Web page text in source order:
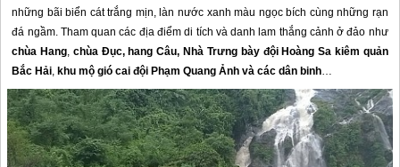
những bãi biển cát trắng mịn, làn nước xanh màu ngọc bích cùng những rạn
đá ngầm. Tham quan các địa điểm di tích và danh lam thắng cảnh ở đảo như
chùa Hang, chùa Đục, hang Câu, Nhà Trưng bày đội Hoàng Sa kiêm quản
Bắc Hải, khu mộ gió cai đội Phạm Quang Ảnh và các dân binh…